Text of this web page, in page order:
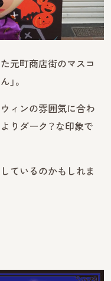
元町商店街のマスコ
。
ィンの雰囲気に合わ
りダーク？な印象で
ているのかもしれま